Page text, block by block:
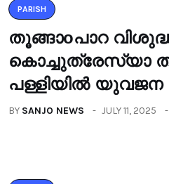
PARISH
തൂങ്ങാoപാറ
കൊച്ചുത്രേസ്യാ
പള്ളിയിൽ യുവജന
BY SANJO NEWS JULY 11, 2025